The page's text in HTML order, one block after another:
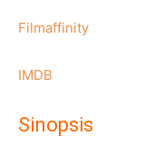
Filmaffinity
IMDB
Sinopsis